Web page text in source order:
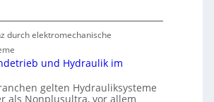
durch elektromechanische
und Hydraulik im
gelten Hydrauliksysteme
als Nonplusultra, vor allem